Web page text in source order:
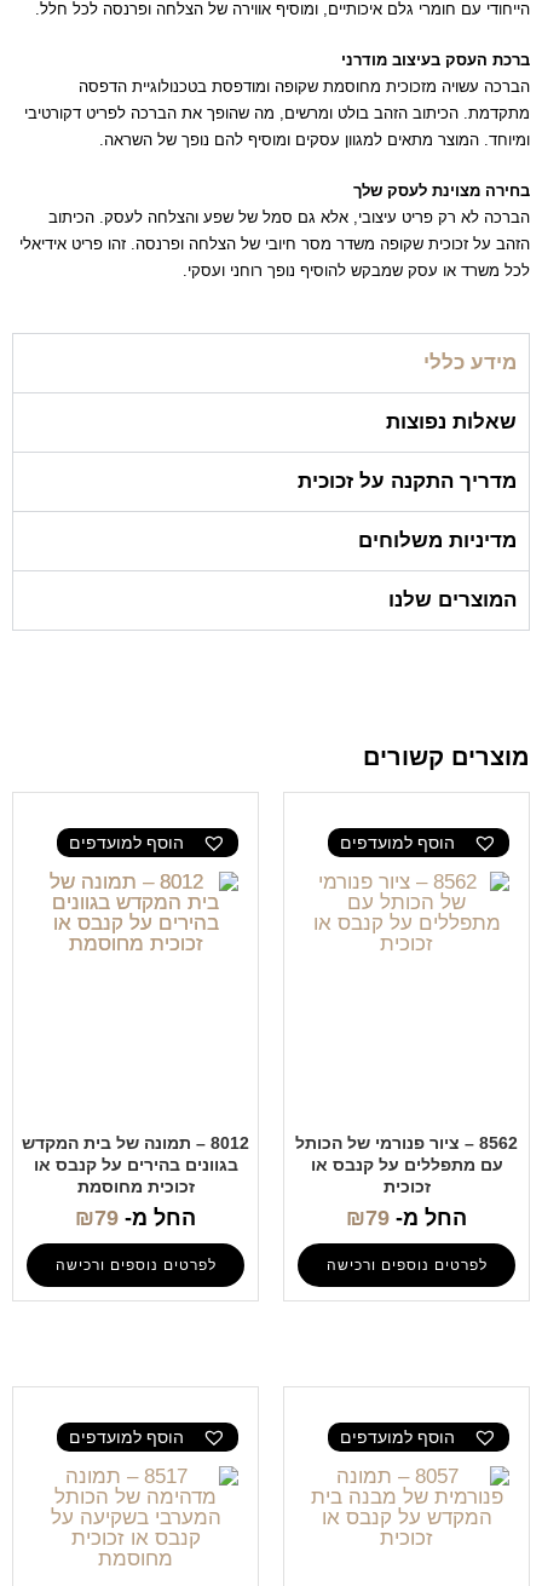
הייחודי עם חומרי גלם איכותיים, ומוסיף אווירה של הצלחה ופרנסה לכל חלל.
ברכת העסק בעיצוב מודרני
הברכה עשויה מזכוכית מחוסמת שקופה ומודפסת בטכנולוגיית הדפסה
מתקדמת. הכיתוב הזהב בולט ומרשים, מה שהופך את הברכה לפריט דקורטיבי
ומיוחד. המוצר מתאים למגוון עסקים ומוסיף להם נופך של השראה.
בחירה מצוינת לעסק שלך
הברכה לא רק פריט עיצובי, אלא גם סמל של שפע והצלחה לעסק. הכיתוב
הזהב על זכוכית שקופה משדר מסר חיובי של הצלחה ופרנסה. זהו פריט אידיאלי
לכל משרד או עסק שמבקש להוסיף נופך רוחני ועסקי.
מידע כללי
שאלות נפוצות
מדריך התקנה על זכוכית
מדיניות משלוחים
המוצרים שלנו
מוצרים קשורים
הוסף למועדפים
8562 – ציור פנורמי של הכותל
עם מתפללים על קנבס או
זכוכית
החל מ- ₪79
לפרטים נוספים ורכישה
הוסף למועדפים
8012 – תמונה של בית המקדש
בגוונים בהירים על קנבס או
זכוכית מחוסמת
החל מ- ₪79
לפרטים נוספים ורכישה
הוסף למועדפים הוסף למועדפים